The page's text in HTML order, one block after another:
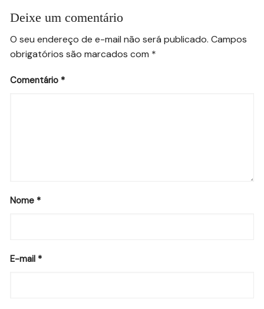
Deixe um comentário
O seu endereço de e-mail não será publicado. Campos
obrigatórios são marcados com *
Comentário *
Nome *
E-mail *